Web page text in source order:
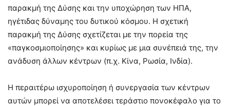
παρακμή της Δύσης και την υποχώρηση των ΗΠΑ,
ηγέτιδας δύναμης του δυτικού κόσμου. Η σχετική
παρακμή της Δύσης σχετίζεται με την πορεία της
«παγκοσμιοποίησης» και κυρίως με μια συνέπειά της, την
ανάδυση άλλων κέντρων (π.χ. Κίνα, Ρωσία, Ινδία).
Η περαιτέρω ισχυροποίηση ή συνεργασία των κέντρων
αυτών μπορεί να αποτελέσει τεράστιο πονοκέφαλο για το